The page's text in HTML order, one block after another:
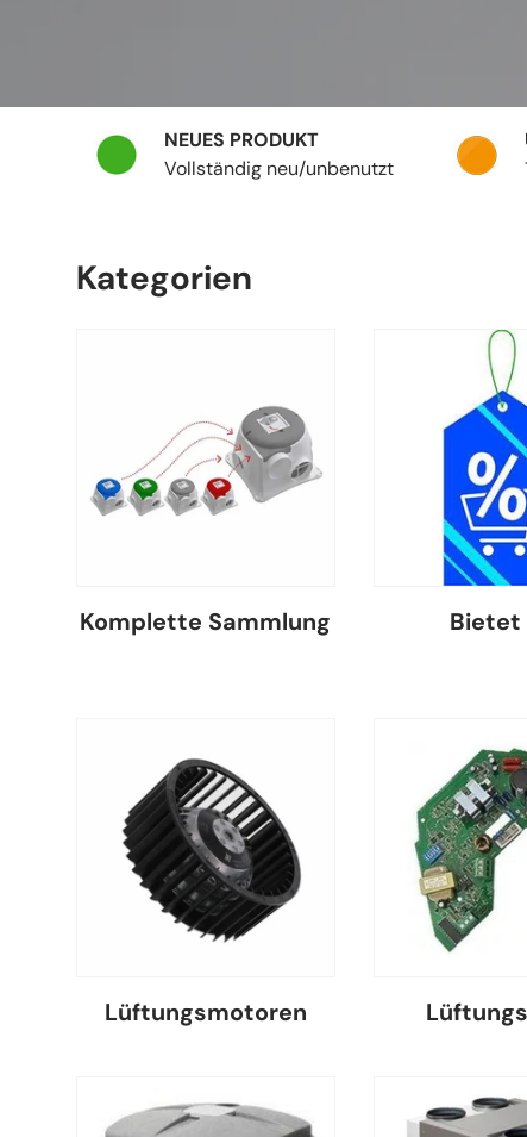
NEUES PRODUKT
Vollständig neu/unbenutzt
Kategorien
Komplette Sammlung Bietet
Lüftungsmotoren